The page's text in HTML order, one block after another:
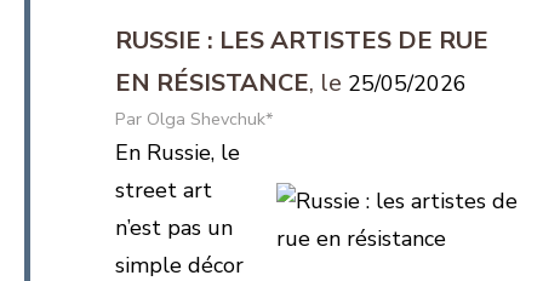
RUSSIE : LES ARTISTES DE RUE
EN RÉSISTANCE
25/05/2026
Olga Shevchuk*
En Russie, le
street art
n’est pas un
simple décor